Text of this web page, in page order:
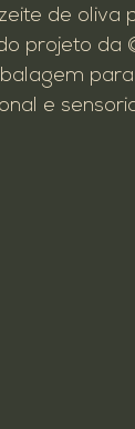
de oliva
projeto da
e